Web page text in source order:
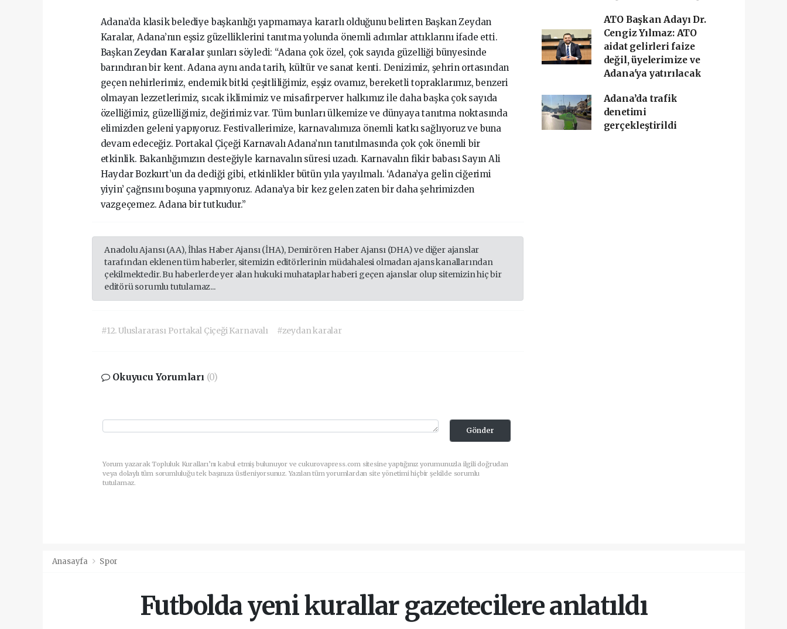
Adana’da klasik belediye başkanlığı yapmamaya kararlı olduğunu belirten Başkan Zeydan
Karalar, Adana’nın eşsiz güzelliklerini tanıtma yolunda önemli adımlar attıklarını ifade etti.
BaşkanZeydan Karalarşunları söyledi: “Adana çok özel, çok sayıda güzelliği bünyesinde
barındıran bir kent. Adana aynı anda tarih, kültür ve sanat kenti. Denizimiz, şehrin ortasından
geçen nehirlerimiz, endemik bitki çeşitliliğimiz, eşşiz ovamız, bereketli topraklarımız, benzeri
olmayan lezzetlerimiz, sıcak iklimimiz ve misafirperver halkımız ile daha başka çok sayıda
özelliğimiz, güzelliğimiz, değirimiz var. Tüm bunları ülkemize ve dünyaya tanıtma noktasında
elimizden geleni yapıyoruz. Festivallerimize, karnavalımıza önemli katkı sağlıyoruz ve buna
devam edeceğiz. Portakal Çiçeği Karnavalı Adana’nın tanıtılmasında çok çok önemli bir
etkinlik. Bakanlığımızın desteğiyle karnavalın süresi uzadı. Karnavalın fikir babası Sayın Ali
Haydar Bozkurt’un da dediği gibi, etkinlikler bütün yıla yayılmalı. ‘Adana’ya gelin ciğerimi
yiyin’ çağrısını boşuna yapmıyoruz. Adana’ya bir kez gelen zaten bir daha şehrimizden
vazgeçemez. Adana bir tutkudur.”
Anadolu Ajansı (AA), İhlas Haber Ajansı (İHA), Demirören Haber Ajansı (DHA) ve diğer ajanslar
tarafından eklenen tüm haberler, sitemizin editörlerinin müdahalesi olmadan ajans kanallarından
çekilmektedir. Bu haberlerde yer alan hukuki muhataplar haberi geçen ajanslar olup sitemizin hiç bir
editörü sorumlu tutulamaz...
#12. Uluslararası Portakal Çiçeği Karnavalı #zeydan karalar
Okuyucu Yorumları (0)
Gönder
Yorum yazarak Topluluk Kuralları’nı kabul etmiş bulunuyor ve cukurovapress.com sitesine yaptığınız yorumunuzla ilgili doğrudan
veya dolaylı tüm sorumluluğu tek başınıza üstleniyorsunuz. Yazılan tüm yorumlardan site yönetimi hiçbir şekilde sorumlu
tutulamaz.
ATO Başkan Adayı Dr.
Cengiz Yılmaz: ATO
aidat gelirleri faize
değil, üyelerimize ve
Adana'ya yatırılacak
Adana’da trafik
denetimi
gerçekleştirildi
Anasayfa Spor
Futbolda yeni kurallar gazetecilere anlatıldı